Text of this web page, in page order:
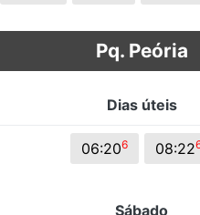
Pq. Peória
Dias úteis
06:206 08:22
Sábado